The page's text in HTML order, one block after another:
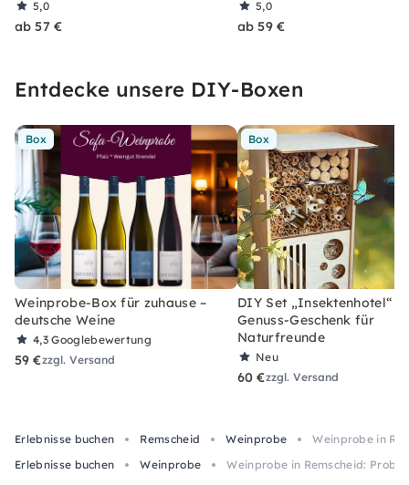
5,0
ab 57 €
5,0
ab 59 €
Entdecke unsere DIY-Boxen
Box
Weinprobe-Box für zuhause –
deutsche Weine
4,3Googlebewertung
59 €zzgl. Versand
Box
DIY Set „Insektenhotel“ –
Genuss-Geschenk für
Naturfreunde
Neu
60 €zzgl. Versand
Erlebnisse buchen Remscheid Weinprobe
Weinprobe in
Erlebnisse buchen
Weinprobe Weinprobe in Remscheid: